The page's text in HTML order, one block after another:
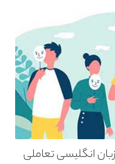
انگلیسی تعاملی